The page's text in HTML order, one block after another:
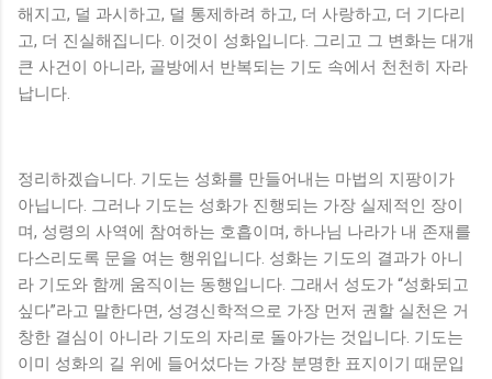
해지고, 덜 과시하고, 덜 통제하려 하고, 더 사랑하고, 더 기다리
고, 더 진실해집니다. 이것이 성화입니다. 그리고 그 변화는 대개
큰 사건이 아니라, 골방에서 반복되는 기도 속에서 천천히 자라
납니다.
정리하겠습니다. 기도는 성화를 만들어내는 마법의 지팡이가
아닙니다. 그러나 기도는 성화가 진행되는 가장 실제적인 장이
며, 성령의 사역에 참여하는 호흡이며, 하나님 나라가 내 존재를
다스리도록 문을 여는 행위입니다. 성화는 기도의 결과가 아니
라 기도와 함께 움직이는 동행입니다. 그래서 성도가 “성화되고
싶다”라고 말한다면, 성경신학적으로 가장 먼저 권할 실천은 거
창한 결심이 아니라 기도의 자리로 돌아가는 것입니다. 기도는
이미 성화의 길 위에 들어섰다는 가장 분명한 표지이기 때문입